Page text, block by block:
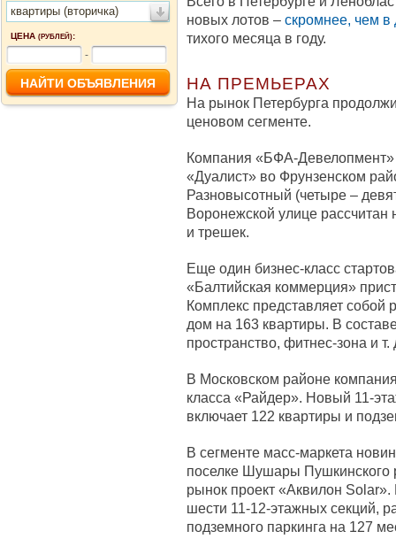
квартиры (вторичка)
ЦЕНА (РУБЛЕЙ):
-
новых лотов – скромнее, чем в
тихого месяца в году.
НА ПРЕМЬЕРАХ
На рынок Петербурга
ценовом сегменте.
Компания «БФА-
«Дуалист» во Фрунзенском
Разновысотный (четыре –
Воронежской улице
и трешек.
Еще один бизнес-класс
«Балтийская коммерция»
Комплекс представляет
дом на 163 квартиры. В
пространство, фитнес-зона и т.
В Московском районе
класса «Райдер». Новый 11-
включает 122 квартиры и
В сегменте масс-маркета
поселке Шушары Пушкинского
рынок проект «Аквилон Solar».
шести 11-12-этажных секций,
подземного паркинга на 127